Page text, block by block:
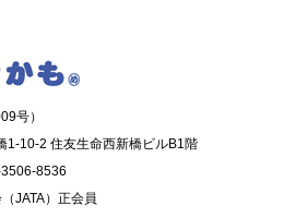
号）
1-10-2 住友生命西新橋ビルB1階
8536
JATA）正会員